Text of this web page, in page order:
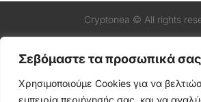
Σεβόμαστε τα προσωπικά
Χρησιμοποιούμε Cookies για να
εμπειρία περιήγησής σας, και να
Cryptonea © All rights